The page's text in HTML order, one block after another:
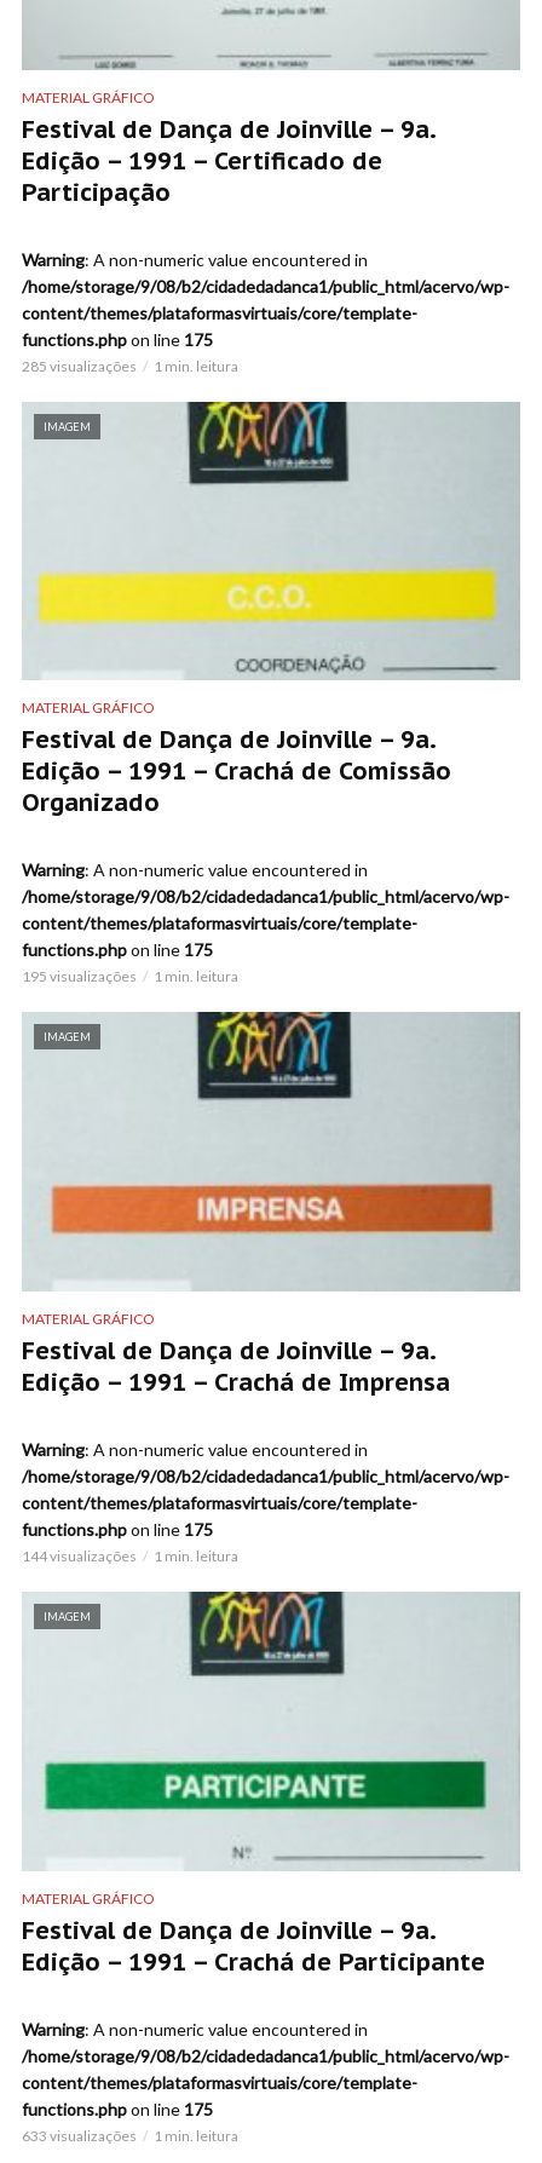
MATERIAL GRÁFICO
Festival de Dança de Joinville – 9a.
Edição – 1991 – Certificado de
Participação
Warning: A non-numeric value encountered in
/home/storage/9/08/b2/cidadedadanca1/public_html/acervo/wp-
content/themes/plataformasvirtuais/core/template-
functions.phpon line 175
285 visualizações 1 min. leitura
IMAGEM
MATERIAL GRÁFICO
Festival de Dança de Joinville – 9a.
Edição – 1991 – Crachá de Comissão
Organizado
Warning: A non-numeric value encountered in
/home/storage/9/08/b2/cidadedadanca1/public_html/acervo/wp-
content/themes/plataformasvirtuais/core/template-
functions.phpon line 175
195 visualizações 1 min. leitura
IMAGEM
MATERIAL GRÁFICO
Festival de Dança de Joinville – 9a.
Edição – 1991 – Crachá de Imprensa
Warning: A non-numeric value encountered in
/home/storage/9/08/b2/cidadedadanca1/public_html/acervo/wp-
content/themes/plataformasvirtuais/core/template-
functions.phpon line 175
144 visualizações 1 min. leitura
IMAGEM
MATERIAL GRÁFICO
Festival de Dança de Joinville – 9a.
Edição – 1991 – Crachá de Participante
Warning: A non-numeric value encountered in
/home/storage/9/08/b2/cidadedadanca1/public_html/acervo/wp-
content/themes/plataformasvirtuais/core/template-
functions.phpon line 175
633 visualizações 1 min. leitura